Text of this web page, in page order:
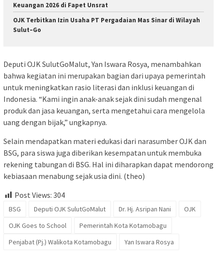
Keuangan 2026 di Fapet Unsrat
OJK Terbitkan Izin Usaha PT Pergadaian Mas Sinar di Wilayah
Sulut–Go
Deputi OJK SulutGoMalut, Yan Iswara Rosya, menambahkan
bahwa kegiatan ini merupakan bagian dari upaya pemerintah
untuk meningkatkan rasio literasi dan inklusi keuangan di
Indonesia. “Kami ingin anak-anak sejak dini sudah mengenal
produk dan jasa keuangan, serta mengetahui cara mengelola
uang dengan bijak,” ungkapnya.
Selain mendapatkan materi edukasi dari narasumber OJK dan
BSG, para siswa juga diberikan kesempatan untuk membuka
rekening tabungan di BSG. Hal ini diharapkan dapat mendorong
kebiasaan menabung sejak usia dini. (theo)
Post Views: 304
BSG Deputi OJK SulutGoMalut Dr. Hj. Asripan Nani
OJK
OJK Goes to School
Pemerintah Kota Kotamobagu
Penjabat (Pj.) Walikota Kotamobagu
Yan Iswara Rosya